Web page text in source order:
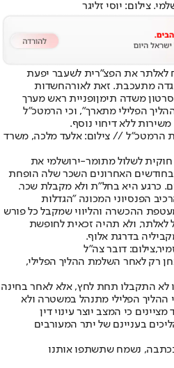
צילום: יוסי זליגר
לאלתר את הפצ"רית לשעבר יפעת
מתעכבת. זאת לאורהחשדות
משדה תימןופניית ראש מערך
הפלילי מתארך", וכי הרמטכ"ל
ללא דיחוי נוסף.
הרמטכ"ל // צילום: אלעד מלכה, משרד
חוקית לשלול מתומר-ירושלמי את
אך בחודשים האחרונים השכר שלה הופחת
כרגע היא בחל"ת ולא מקבלת שכר.
הפנסיוני המכונה "הגדלות
ההכשרה והליווי שמקבל כל פורש
ולא תהיה זכאית לחופשת
בדרגת אלוף.
דובר צה"ל
רק לאחר השלמת ההליך הפלילי,
לא התקבלו תחת לחץ, אלא לאחר בחינה
ההליך הפלילי מתנהל במשטרה ולא
כי המצב יוצר עינוי דין
בעניינם של יתר המעורבים
נשמח שתשתפו אותנו